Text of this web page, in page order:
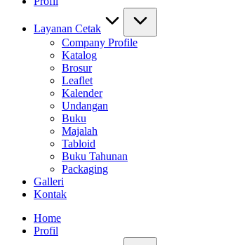
Layanan Cetak
Company Profile
Katalog
Brosur
Leaflet
Kalender
Undangan
Buku
Majalah
Tabloid
Buku Tahunan
Packaging
Galleri
Kontak
Home
Profil